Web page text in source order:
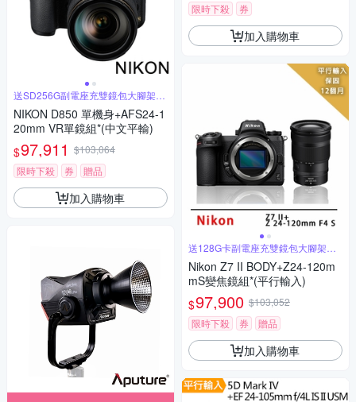
送SD256G副電座充雙鏡包大腳架豪
華組
NIKON D850 單機身+AFS24-1
20mm VR單鏡組*(中文平輸)
$97,911 $103,064
限時下殺
券 贈品
加入購物車
限時下殺
券
加入購物車
送128G卡副電座充雙鏡包大腳架全
配
Nikon Z7 II BODY+Z24-120m
mS變焦鏡組*(平行輸入)
$97,900 $103,052
限時下殺
券 贈品
加入購物車